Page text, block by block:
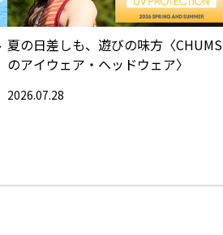
夏の日差しも、遊びの味方〈CHUMS
のアイウェア・ヘッドウェア〉
2026.07.28